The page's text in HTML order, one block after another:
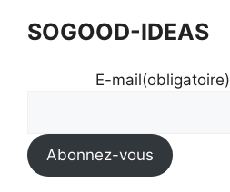
SOGOOD-IDEAS
E-mail(obligatoire)
Abonnez-vous